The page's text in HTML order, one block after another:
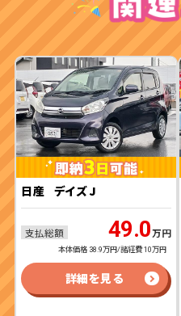
日産 デイズ J
支払総額 49.0万円
本体価格 38.9万円/諸経費 10万円
詳細を見る